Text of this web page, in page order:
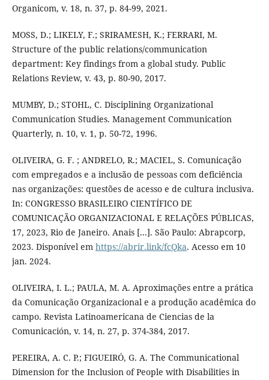
Organicom, v. 18, n. 37, p. 84-99, 2021.
MOSS, D.; LIKELY, F.; SRIRAMESH, K.; FERRARI, M.
Structure of the public relations/communication
department: Key findings from a global study. Public
Relations Review, v. 43, p. 80-90, 2017.
MUMBY, D.; STOHL, C. Disciplining Organizational
Communication Studies. Management Communication
Quarterly, n. 10, v. 1, p. 50-72, 1996.
OLIVEIRA, G. F. ; ANDRELO, R.; MACIEL, S. Comunicação
com empregados e a inclusão de pessoas com deficiência
nas organizações: questões de acesso e de cultura inclusiva.
In: CONGRESSO BRASILEIRO CIENTÍFICO DE
COMUNICAÇÃO ORGANIZACIONAL E RELAÇÕES PÚBLICAS,
17, 2023, Rio de Janeiro. Anais [...]. São Paulo: Abrapcorp,
2023. Disponível em https://abrir.link/fcQka. Acesso em 10
jan. 2024.
OLIVEIRA, I. L.; PAULA, M. A. Aproximações entre a prática
da Comunicação Organizacional e a produção acadêmica do
campo. Revista Latinoamericana de Ciencias de la
Comunicación, v. 14, n. 27, p. 374-384, 2017.
PEREIRA, A. C. P.; FIGUEIRÓ, G. A. The Communicational
Dimension for the Inclusion of People with Disabilities in